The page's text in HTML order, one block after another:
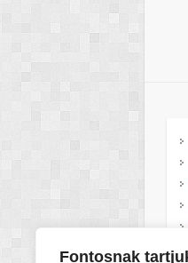
Fontosnak